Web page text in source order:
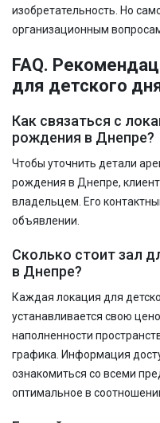
изобретательность. Но
организационным
FAQ.
для детского
Как связаться с
рождения в Днепре?
Чтобы уточнить детали
рождения в Днепре,
владельцем. Его
объявлении.
Сколько стоит зал
в Днепре?
Каждая локация для
устанавливается свою
наполненности
графика. Информация
ознакомиться со всеми
оптимальное в